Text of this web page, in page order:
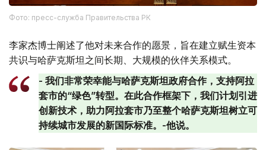
Фото: пресс-служба Правительства РК
李家杰博士阐述了他对未来合作的愿景，旨在建立赋生资本
共识与哈萨克斯坦之间长期、大规模的伙伴关系模式。
- 我们非常荣幸能与哈萨克斯坦政府合作，支持阿拉
套市的“绿色”转型。在此合作框架下，我们计划引进
创新技术，助力阿拉套市乃至整个哈萨克斯坦树立可
持续城市发展的新国际标准。-他说。